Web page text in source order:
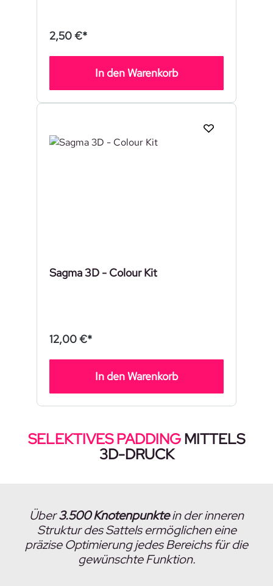
2,50 €*
In den Warenkorb
Sagma 3D - Colour Kit
12,00 €*
In den Warenkorb
SELEKTIVES PADDINGMITTELS
3D-DRUCK
Über3.500 Knotenpunktein der inneren
Struktur des Sattels ermöglichen eine
präzise Optimierung jedes Bereichs für die
gewünschte Funktion.